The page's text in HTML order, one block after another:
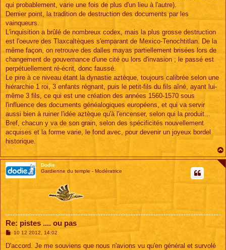
qui probablement, varie une fois de plus d'un lieu à l'autre).
Dernier point, la tradition de destruction des documents par les
vainqueurs.
L'inquisition a brûlé de nombreux codex, mais la plus grosse destruction
est l'oeuvre des Tlaxcaltèques s'emparant de Mexico-Tenochtitlan. De la
même façon, on retrouve des dalles mayas partiellement brisées lors de
changement de gouvernance d'une cité ou lors d'invasion ; le passé est
perpétuellement ré-écrit, donc faussé.
Le pire à ce niveau étant la dynastie aztèque, toujours calibrée selon une
hiérarchie 1 roi, 3 enfants régnant, puis le petit-fils du fils aîné, ayant lui-
même 3 fils, ce qui est une création des années 1560-1570 sous
l'influence des documents généalogiques européens, et qui va servir
aussi bien à ruiner l'idée aztèque qu'à l'encenser, selon qui la produit...
Bref, chacun y va de son grain, selon des spécificités nouvellement
acquises et la forme varie, le fond avec, pour devenir un joyeux bordel
historique.
Dodie
Gardienne du temple - Modératrice
Re: pistes .... ou pas
M
s
10 12 2012, 14:02
D'accord. Je me souviens que nous n'avions vu qu'en général et survolé